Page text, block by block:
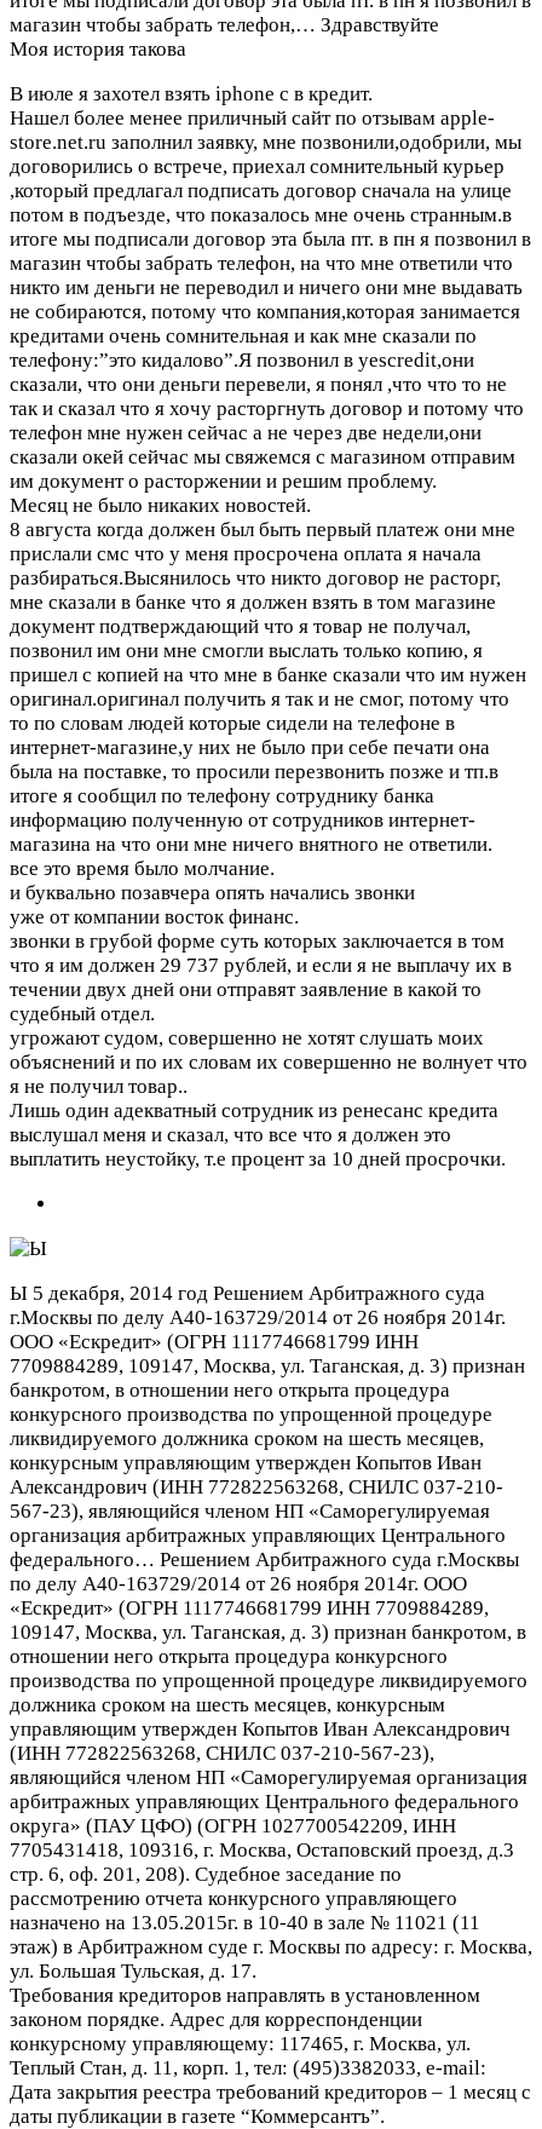
магазин чтобы забрать телефон,… Здравствуйте
Моя история такова
В июле я захотел взять iphone c в кредит.
Нашел более менее приличный сайт по отзывам apple-
store.net.ru заполнил заявку, мне позвонили,одобрили, мы
договорились о встрече, приехал сомнительный курьер
,который предлагал подписать договор сначала на улице
потом в подъезде, что показалось мне очень странным.в
итоге мы подписали договор эта была пт. в пн я позвонил в
магазин чтобы забрать телефон, на что мне ответили что
никто им деньги не переводил и ничего они мне выдавать
не собираются, потому что компания,которая занимается
кредитами очень сомнительная и как мне сказали по
телефону:”это кидалово”.Я позвонил в yescredit,они
сказали, что они деньги перевели, я понял ,что что то не
так и сказал что я хочу расторгнуть договор и потому что
телефон мне нужен сейчас а не через две недели,они
сказали окей сейчас мы свяжемся с магазином отправим
им документ о расторжении и решим проблему.
Месяц не было никаких новостей.
8 августа когда должен был быть первый платеж они мне
прислали смс что у меня просрочена оплата я начала
разбираться.Высянилось что никто договор не расторг,
мне сказали в банке что я должен взять в том магазине
документ подтверждающий что я товар не получал,
позвонил им они мне смогли выслать только копию, я
пришел с копией на что мне в банке сказали что им нужен
оригинал.оригинал получить я так и не смог, потому что
то по словам людей которые сидели на телефоне в
интернет-магазине,у них не было при себе печати она
была на поставке, то просили перезвонить позже и тп.в
итоге я сообщил по телефону сотруднику банка
информацию полученную от сотрудников интернет-
магазина на что они мне ничего внятного не ответили.
все это время было молчание.
и буквально позавчера опять начались звонки
уже от компании восток финанс.
звонки в грубой форме суть которых заключается в том
что я им должен 29 737 рублей, и если я не выплачу их в
течении двух дней они отправят заявление в какой то
судебный отдел.
угрожают судом, совершенно не хотят слушать моих
объяснений и по их словам их совершенно не волнует что
я не получил товар..
Лишь один адекватный сотрудник из ренесанс кредита
выслушал меня и сказал, что все что я должен это
выплатить неустойку, т.е процент за 10 дней просрочки.
Ы 5 декабря, 2014 год Решением Арбитражного суда
г.Москвы по делу А40-163729/2014 от 26 ноября 2014г.
ООО «Ескредит» (ОГРН 1117746681799 ИНН
7709884289, 109147, Москва, ул. Таганская, д. 3) признан
банкротом, в отношении него открыта процедура
конкурсного производства по упрощенной процедуре
ликвидируемого должника сроком на шесть месяцев,
конкурсным управляющим утвержден Копытов Иван
Александрович (ИНН 772822563268, СНИЛС 037-210-
567-23), являющийся членом НП «Саморегулируемая
организация арбитражных управляющих Центрального
федерального… Решением Арбитражного суда г.Москвы
по делу А40-163729/2014 от 26 ноября 2014г. ООО
«Ескредит» (ОГРН 1117746681799 ИНН 7709884289,
109147, Москва, ул. Таганская, д. 3) признан банкротом, в
отношении него открыта процедура конкурсного
производства по упрощенной процедуре ликвидируемого
должника сроком на шесть месяцев, конкурсным
управляющим утвержден Копытов Иван Александрович
(ИНН 772822563268, СНИЛС 037-210-567-23),
являющийся членом НП «Саморегулируемая организация
арбитражных управляющих Центрального федерального
округа» (ПАУ ЦФО) (ОГРН 1027700542209, ИНН
7705431418, 109316, г. Москва, Остаповский проезд, д.3
стр. 6, оф. 201, 208). Судебное заседание по
рассмотрению отчета конкурсного управляющего
назначено на 13.05.2015г. в 10-40 в зале № 11021 (11
этаж) в Арбитражном суде г. Москвы по адресу: г. Москва,
ул. Большая Тульская, д. 17.
Требования кредиторов направлять в установленном
законом порядке. Адрес для корреспонденции
конкурсному управляющему: 117465, г. Москва, ул.
Теплый Стан, д. 11, корп. 1, тел: (495)3382033, e-mail:
Дата закрытия реестра требований кредиторов – 1 месяц с
даты публикации в газете “Коммерсантъ”.